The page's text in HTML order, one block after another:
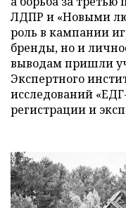
ЛДПР и «Новыми
роль в кампании
бренды, но и
выводам пришли
Экспертного
исследований
регистрации и